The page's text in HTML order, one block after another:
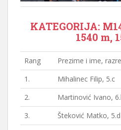
KATEGORIJA:
1540 m,
Rang Prezime i ime,
1.
Mihalinec Filip, 5.c
2.
Martinović Ivano,
3.
Šteković Matko, 5.d